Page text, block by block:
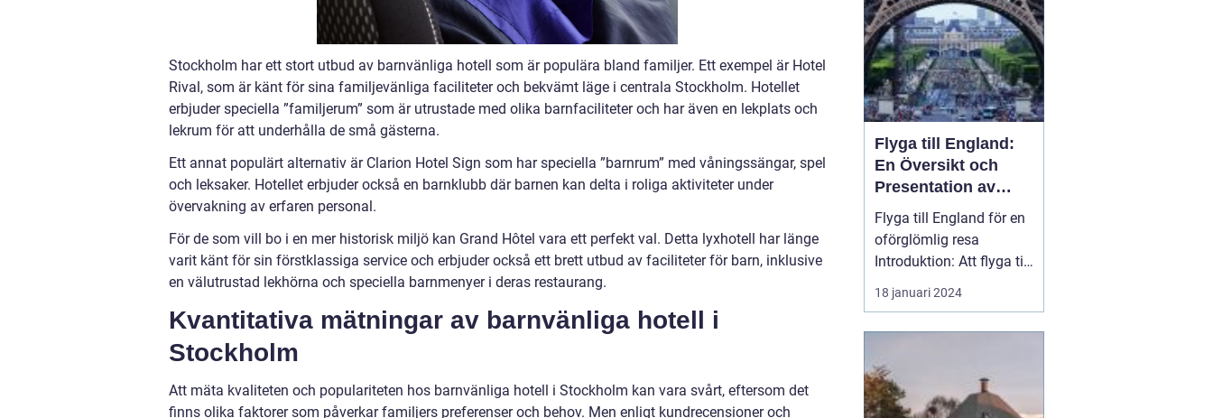
Stockholm har ett stort utbud av barnvänliga hotell som är populära bland familjer. Ett exempel är Hotel
Rival, som är känt för sina familjevänliga faciliteter och bekvämt läge i centrala Stockholm. Hotellet
erbjuder speciella ”familjerum” som är utrustade med olika barnfaciliteter och har även en lekplats och
lekrum för att underhålla de små gästerna.
Ett annat populärt alternativ är Clarion Hotel Sign som har speciella ”barnrum” med våningssängar, spel
och leksaker. Hotellet erbjuder också en barnklubb där barnen kan delta i roliga aktiviteter under
övervakning av erfaren personal.
För de som vill bo i en mer historisk miljö kan Grand Hôtel vara ett perfekt val. Detta lyxhotell har länge
varit känt för sin förstklassiga service och erbjuder också ett brett utbud av faciliteter för barn, inklusive
en välutrustad lekhörna och speciella barnmenyer i deras restaurang.
Kvantitativa mätningar av barnvänliga hotell i
Stockholm
Att mäta kvaliteten och populariteten hos barnvänliga hotell i Stockholm kan vara svårt, eftersom det
finns olika faktorer som påverkar familjers preferenser och behov. Men enligt kundrecensioner och
fantastisk natur och...
Flyga till England:
En Översikt och
Presentation av
Resmöjligheter
Flyga till England för en
oförglömlig resa
Introduktion: Att flyga till
England är en po...
18 januari 2024